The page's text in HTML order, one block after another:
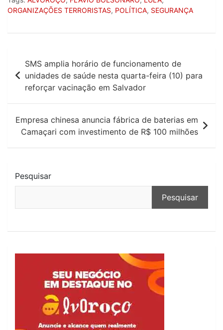
ORGANIZAÇÕES TERRORISTAS, POLÍTICA, SEGURANÇA
Navegação
de
Post
SMS amplia horário de funcionamento de
unidades de saúde nesta quarta-feira (10) para
reforçar vacinação em Salvador
Empresa chinesa anuncia fábrica de baterias em
Camaçari com investimento de R$ 100 milhões
Pesquisar
Pesquisar